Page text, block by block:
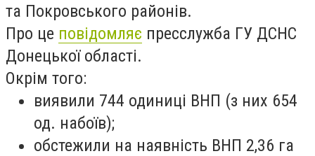
та Покровського районів.
Про це повідомляє пресслужба ГУ ДСНС
Донецької області.
Окрім того:
виявили 744 одиниці ВНП (з них 654
од. набоїв);
обстежили на наявність ВНП 2,36 га